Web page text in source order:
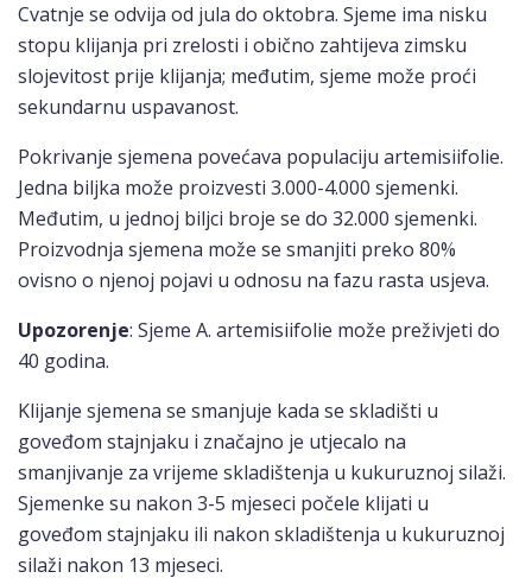
Cvatnje se odvija od jula do oktobra. Sjeme ima nisku
stopu klijanja pri zrelosti i obično zahtijeva zimsku
slojevitost prije klijanja; međutim, sjeme može proći
sekundarnu uspavanost.
Pokrivanje sjemena povećava populaciju artemisiifolie.
Jedna biljka može proizvesti 3.000-4.000 sjemenki.
Međutim, u jednoj biljci broje se do 32.000 sjemenki.
Proizvodnja sjemena može se smanjiti preko 80%
ovisno o njenoj pojavi u odnosu na fazu rasta usjeva.
Upozorenje: Sjeme A. artemisiifolie može preživjeti do
40 godina.
Klijanje sjemena se smanjuje kada se skladišti u
goveđom stajnjaku i značajno je utjecalo na
smanjivanje za vrijeme skladištenja u kukuruznoj silaži.
Sjemenke su nakon 3-5 mjeseci počele klijati u
goveđom stajnjaku ili nakon skladištenja u kukuruznoj
silaži nakon 13 mjeseci.